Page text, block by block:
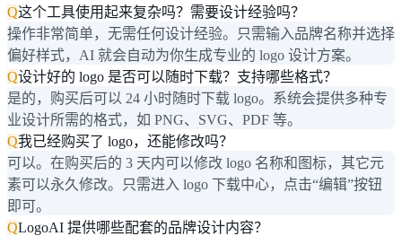
Q这个工具使用起来复杂吗？需要设计经验吗？
操作非常简单，无需任何设计经验。只需输入品牌名称并选择
偏好样式，AI 就会自动为你生成专业的 logo 设计方案。
Q设计好的 logo 是否可以随时下载？支持哪些格式？
是的，购买后可以 24 小时随时下载 logo。系统会提供多种专
业设计所需的格式，如 PNG、SVG、PDF 等。
Q我已经购买了 logo，还能修改吗？
可以。在购买后的 3 天内可以修改 logo 名称和图标，其它元
素可以永久修改。只需进入 logo 下载中心，点击“编辑”按钮
即可。
QLogoAI 提供哪些配套的品牌设计内容？